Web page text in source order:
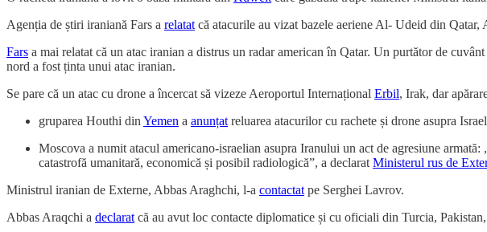
Agenția de știri iraniană Fars a relatat că atacurile au vizat bazele aeriene Al- Udeid din
Fars a mai relatat că un atac iranian a distrus un radar american în Qatar. Un purtător de
nord a fost ținta unui atac iranian.
Se pare că un atac cu drone a încercat să vizeze Aeroportul Internațional Erbil, Irak, dar
gruparea Houthi din Yemen a anunțat reluarea atacurilor cu rachete și drone asupra
Moscova a numit atacul americano-israelian asupra Iranului un act de agresiune
catastrofă umanitară, economică și posibil radiologică”, a declarat Ministerul rus de
Ministrul iranian de Externe, Abbas Araghchi, l-a contactat pe Serghei Lavrov.
Abbas Araqchi a declarat că au avut loc contacte diplomatice și cu oficiali din Turcia,